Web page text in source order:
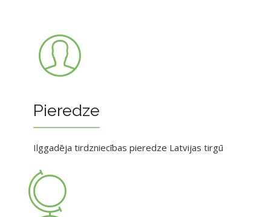
Pieredze
Ilggadēja tirdzniecības pieredze Latvijas tirgū